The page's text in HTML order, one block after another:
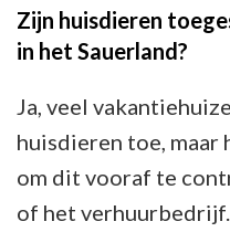
Zijn huisdieren
in het Sauerland?
Ja, veel
huisdieren toe, maar
om dit vooraf te
of het